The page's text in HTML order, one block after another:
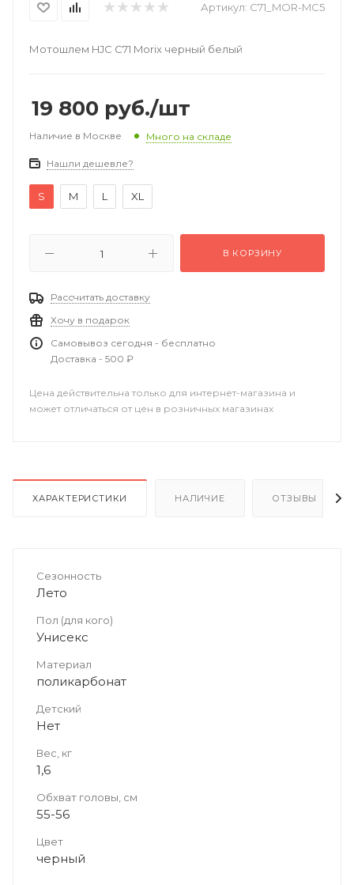
Артикул: C71_MOR-MC5
Мотошлем HJC C71 Morix черный белый
19 800 руб./шт
Наличие в Москве Много на складе
Нашли дешевле?
S M L XL
В КОРЗИНУ
Рассчитать доставку
Хочу в подарок
Самовывоз сегодня - бесплатно
Доставка - 500 ₽
Цена действительна только для интернет-магазина и
может отличаться от цен в розничных магазинах
ХАРАКТЕРИСТИКИ НАЛИЧИЕ ОТЗЫВЫ
Сезонность
Лето
Пол (для кого)
Унисекс
Материал
поликарбонат
Детский
Нет
Вес, кг
1,6
Обхват головы, см
55-56
Цвет
черный